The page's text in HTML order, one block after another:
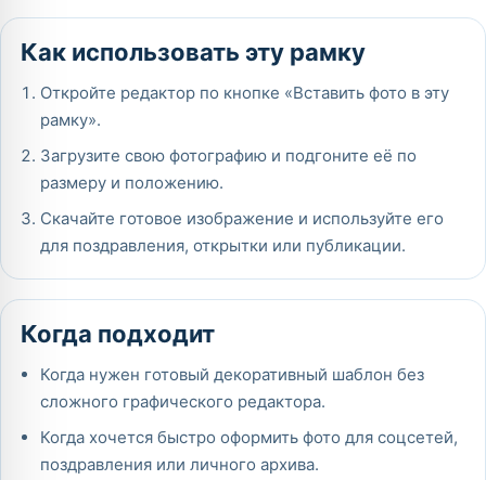
Как использовать эту рамку
Откройте редактор по кнопке «Вставить фото в эту
рамку».
Загрузите свою фотографию и подгоните её по
размеру и положению.
Скачайте готовое изображение и используйте его
для поздравления, открытки или публикации.
Когда подходит
Когда нужен готовый декоративный шаблон без
сложного графического редактора.
Когда хочется быстро оформить фото для соцсетей,
поздравления или личного архива.